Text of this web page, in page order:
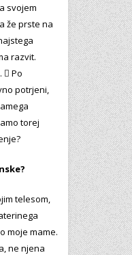
svojem
že prste na
razvit.
 Po
potrjeni,
torej
telesom,
moje mame.
ne njena